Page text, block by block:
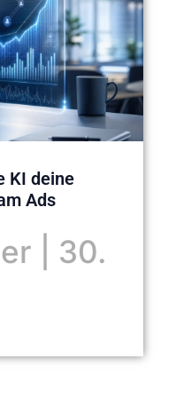
KI deine
Ads
30.